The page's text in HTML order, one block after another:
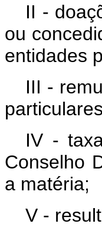
II -
ou
entidades
III -
IV -
Conselho
a matéria;
V -